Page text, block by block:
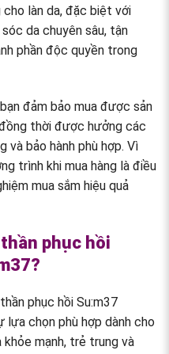
làn da, đặc biệt với
da chuyên sâu, tận
phần độc quyền trong
đảm bảo mua được sản
thời được hưởng các
và bảo hành phù hợp. Vì
trình khi mua hàng là điều
mua sắm hiệu quả
phục hồi
phục hồi Su:m37
chọn phù hợp dành cho
mạnh, trẻ trung và